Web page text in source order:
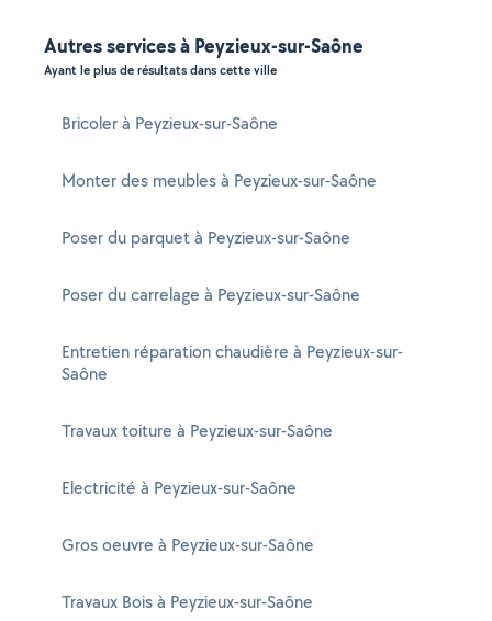
Autres services à Peyzieux-sur-Saône
Ayant le plus de résultats dans cette ville
Bricoler à Peyzieux-sur-Saône
Monter des meubles à Peyzieux-sur-Saône
Poser du parquet à Peyzieux-sur-Saône
Poser du carrelage à Peyzieux-sur-Saône
Entretien réparation chaudière à Peyzieux-sur-
Saône
Travaux toiture à Peyzieux-sur-Saône
Electricité à Peyzieux-sur-Saône
Gros oeuvre à Peyzieux-sur-Saône
Travaux Bois à Peyzieux-sur-Saône